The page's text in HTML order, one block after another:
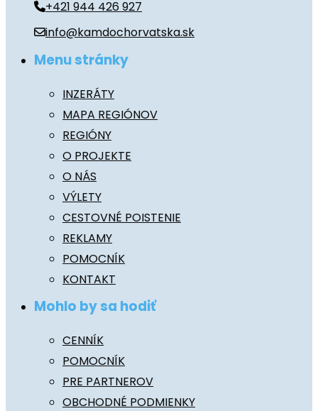
+421 944 426 927
info@kamdochorvatska.sk
Menu stránky
INZERÁTY
MAPA REGIÓNOV
REGIÓNY
O PROJEKTE
O NÁS
VÝLETY
CESTOVNÉ POISTENIE
REKLAMY
POMOCNÍK
KONTAKT
Mohlo by sa hodiť
CENNÍK
POMOCNÍK
PRE PARTNEROV
OBCHODNÉ PODMIENKY